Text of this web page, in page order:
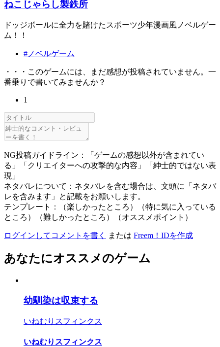
ねこじゃらし製鉄所
ドッジボールに全力を賭けたスポーツ少年漫画風ノベルゲー
ム！！
#ノベルゲーム
・・・このゲームには、まだ感想が投稿されていません。一
番乗りで書いてみませんか？
1
NG投稿ガイドライン：「ゲームの感想以外が含まれてい
る」「クリエイターへの攻撃的な内容」「紳士的ではない表
現」
ネタバレについて：ネタバレを含む場合は、文頭に「ネタバ
レを含みます」と記載をお願いします。
テンプレート：（楽しかったところ）（特に気に入っている
ところ）（難しかったところ）（オススメポイント）
ログインしてコメントを書く または Freem！IDを作成
あなたにオススメのゲーム
幼馴染は収束する
いねむりスフィンクス
いねむりスフィンクス